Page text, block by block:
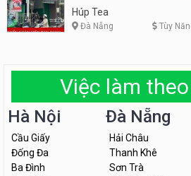
Húp Tea
Đà Nẵng Tùy
Việc làm
Hà Nội
Cầu Giấy
Đống Đa
Ba Đình
Đà Nẵng
Hải Châu
Thanh Khê
Sơn Trà